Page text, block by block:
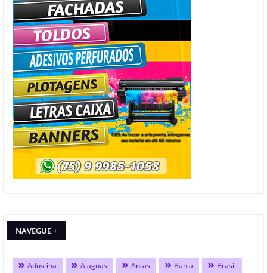
NAVEGUE +
Adustina Alagoas Antas Bahia
Brasil